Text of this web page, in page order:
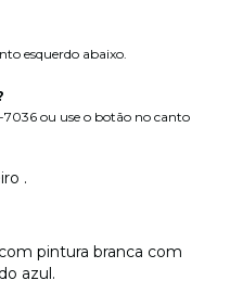
esquerdo abaixo.
ou use o botão no canto
.
pintura branca com
azul.